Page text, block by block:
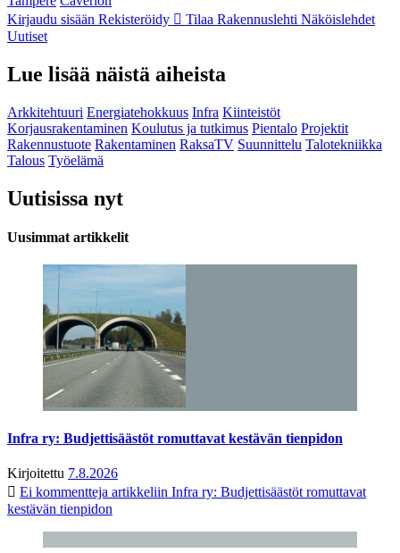
Kirjaudu sisään Rekisteröidy Tilaa Rakennuslehti Näköislehdet
Uutiset
Lue lisää näistä aiheista
Arkkitehtuuri Energiatehokkuus Infra Kiinteistöt
Korjausrakentaminen Koulutus ja tutkimus Pientalo Projektit
Rakennustuote Rakentaminen RaksaTV Suunnittelu Talotekniikka
Talous Työelämä
Uutisissa nyt
Uusimmat artikkelit
Infra ry: Budjettisäästöt romuttavat kestävän tienpidon
Kirjoitettu 7.8.2026
Ei kommentteja artikkeliin Infra ry: Budjettisäästöt romuttavat
kestävän tienpidon